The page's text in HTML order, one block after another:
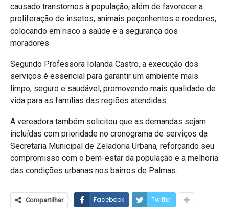
causado transtornos à população, além de favorecer a
proliferação de insetos, animais peçonhentos e roedores,
colocando em risco a saúde e a segurança dos
moradores.
Segundo Professora Iolanda Castro, a execução dos
serviços é essencial para garantir um ambiente mais
limpo, seguro e saudável, promovendo mais qualidade de
vida para as famílias das regiões atendidas.
A vereadora também solicitou que as demandas sejam
incluídas com prioridade no cronograma de serviços da
Secretaria Municipal de Zeladoria Urbana, reforçando seu
compromisso com o bem-estar da população e a melhoria
das condições urbanas nos bairros de Palmas.
Compartilhar Facebook Twitter